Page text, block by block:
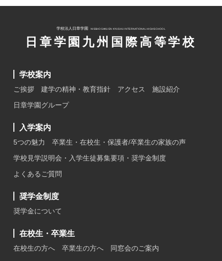
学校法人日章学園 NISSHOGAKUEN KYUSHU INTERNATIONAL HIGHSCHOOL
日章学園九州国際高等学校
学校案内
ご挨拶 建学の精神・教育指針 アクセス
施設紹介
日章学園グループ
入学案内
5つの魅力
卒業生・在校生・保護者/卒業生の家族の声
学校見学説明会・入学生徒募集要項・奨学金制度
よくあるご質問
奨学金制度
奨学金について
在校生・卒業生
在校生の方へ 卒業生の方へ 同窓会のご案内